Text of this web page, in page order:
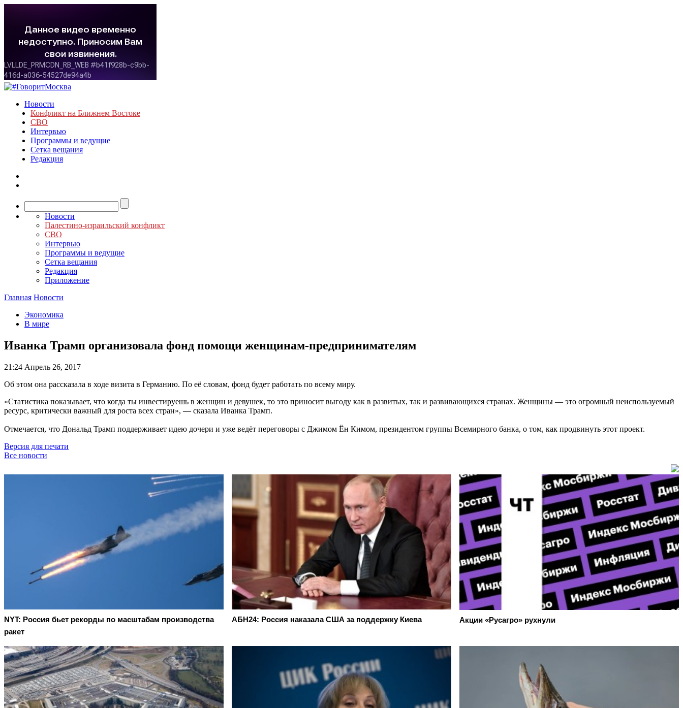
Новости
Конфликт на Ближнем Востоке
СВО
Интервью
Программы и ведущие
Сетка вещания
Редакция
Новости
Палестино-израильский конфликт
СВО
Интервью
Программы и ведущие
Сетка вещания
Редакция
Приложение
Главная Новости
Экономика
В мире
Иванка Трамп организовала фонд помощи женщинам-предпринимателям
21:24 Апрель 26, 2017
Об этом она рассказала в ходе визита в Германию. По её словам, фонд будет работать по всему миру.
«Статистика показывает, что когда ты инвестируешь в женщин и девушек, то это приносит выгоду как в развитых, так и развивающихся странах. Женщины — это огромный неиспользуемый
ресурс, критически важный для роста всех стран», — сказала Иванка Трамп.
Отмечается, что Дональд Трамп поддерживает идею дочери и уже ведёт переговоры с Джимом Ён Кимом, президентом группы Всемирного банка, о том, как продвинуть этот проект.
Версия для печати
Все новости
NYT: Россия бьет рекорды по масштабам производства
ракет
АБН24: Россия наказала США за поддержку Киева Акции «Русагро» рухнули